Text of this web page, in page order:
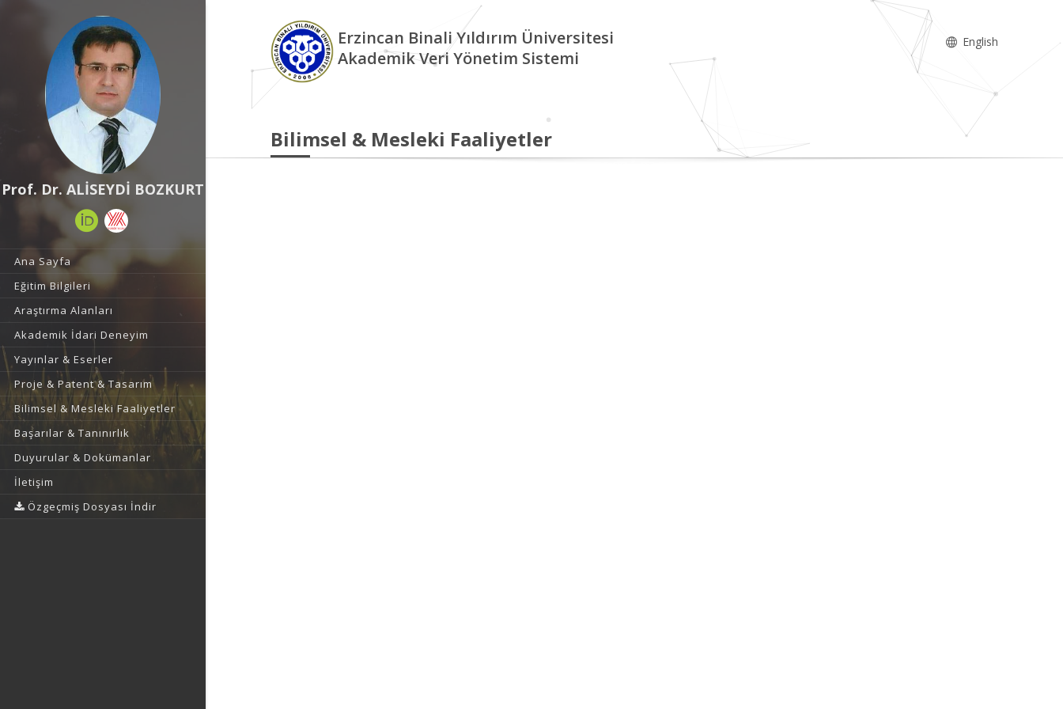
Prof. Dr. ALİSEYDİ BOZKURT
Ana Sayfa
Eğitim Bilgileri
Araştırma Alanları
Akademik İdari Deneyim
Yayınlar & Eserler
Proje & Patent & Tasarım
Bilimsel & Mesleki Faaliyetler
Başarılar & Tanınırlık
Duyurular & Dokümanlar
İletişim
Özgeçmiş Dosyası İndir
Erzincan Binali Yıldırım Üniversitesi
Akademik Veri Yönetim Sistemi
English
Bilimsel & Mesleki Faaliyetler